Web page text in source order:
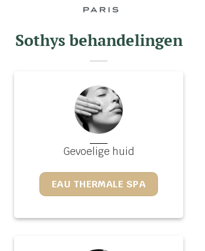
Sothys behandelingen
Gevoelige huid
EAU THERMALE SPA